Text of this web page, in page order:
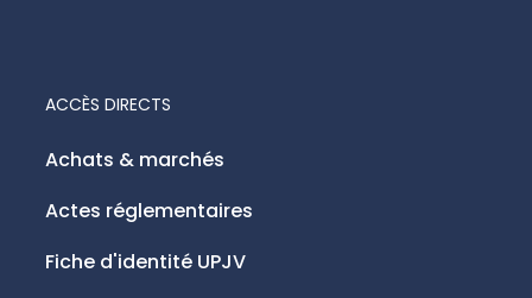
ACCÈS DIRECTS
Achats & marchés
Actes réglementaires
Fiche d'identité UPJV